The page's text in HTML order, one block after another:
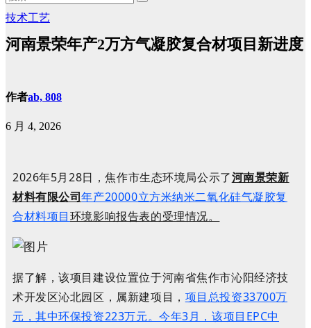
技术工艺
河南景荣年产2万方气凝胶复合材项目新进度
作者ab, 808
6 月 4, 2026
2026年5月28日，焦作市生态环境局公示了河南景荣新
材料有限公司年产20000立方米纳米二氧化硅气凝胶复
合材料项目环境影响报告表的受理情况。
据了解，该项目建设位置位于河南省焦作市沁阳经济技
术开发区沁北园区，属新建项目， 项目总投资33700万
元，其中环保投资223万元。今年3月，该项目 EPC中